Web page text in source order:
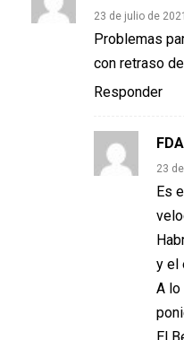
23 de julio de
Problemas
con retraso
Responder
23
Es
y el
A lo
El